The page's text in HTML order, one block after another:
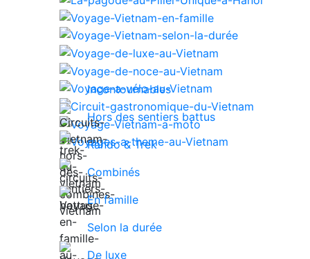
Incontournables
Hors des sentiers battus
Rando & Trek
Combinés
En famille
Selon la durée
De luxe